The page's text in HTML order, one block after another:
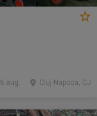
Cluj-Napoca, CJ
6 aug.